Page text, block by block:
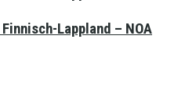
Lappland – NOA